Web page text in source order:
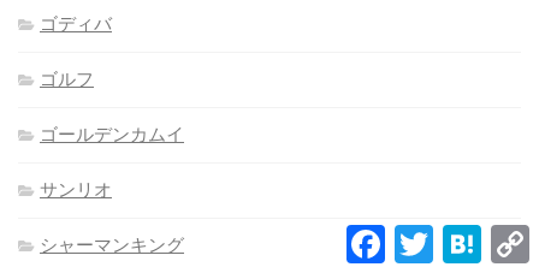
ゴディバ
ゴルフ
ゴールデンカムイ
サンリオ
シャーマンキング FacebookTwitter Hatena